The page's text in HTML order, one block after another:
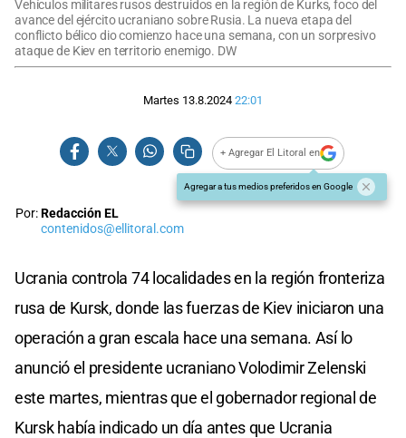
Vehículos militares rusos destruidos en la región de Kurks, foco del
avance del ejército ucraniano sobre Rusia. La nueva etapa del
conflicto bélico dio comienzo hace una semana, con un sorpresivo
ataque de Kiev en territorio enemigo. DW
Martes 13.8.2024 22:01
+ Agregar El Litoral en
Agregar a tus medios preferidos en Google
Por:Redacción EL
contenidos@ellitoral.com
Ucrania controla 74 localidades en la región fronteriza
rusa de Kursk, donde las fuerzas de Kiev iniciaron una
operación a gran escala hace una semana. Así lo
anunció el presidente ucraniano Volodimir Zelenski
este martes, mientras que el gobernador regional de
Kursk había indicado un día antes que Ucrania